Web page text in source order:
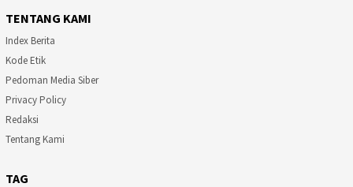
TENTANG KAMI
Index Berita
Kode Etik
Pedoman Media Siber
Privacy Policy
Redaksi
Tentang Kami
TAG